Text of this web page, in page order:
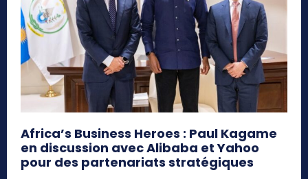
Africa’s Business Heroes : Paul Kagame
en discussion avec Alibaba et Yahoo
pour des partenariats stratégiques